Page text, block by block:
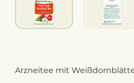
Arzneitee mit